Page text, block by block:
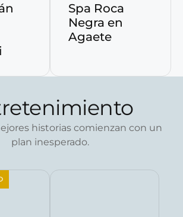
Spa Roca
Negra en
Agaete
historias comienzan con un
plan inesperado.